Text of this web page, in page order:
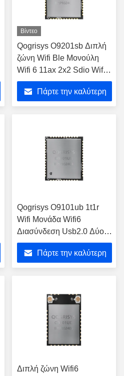
Βίντεο
Qogrisys O9201sb Διπλή
ζώνη Wifi Ble Μονούλη
Wifi 6 11ax 2x2 Sdio Wifi
Μονούλες 1200mbps
Πάρτε την καλύτερη
Qogrisys O9101ub 1t1r
Wifi Μονάδα Wifi6
Διασύνδεση Usb2.0 Δύο
ζώνη Μονάδα Wifi με Bt
Πάρτε την καλύτερη
Διπλή ζώνη Wifi6